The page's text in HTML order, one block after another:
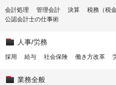
会計処理 管理会計 決算 税務（税
公認会計士の仕事術
人事/労務
採用 給与 社会保険 働き方改革
業務全般